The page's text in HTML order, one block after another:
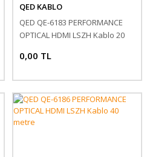
QED KABLO
QED QE-6183 PERFORMANCE
OPTICAL HDMI LSZH Kablo 20
0,00 TL